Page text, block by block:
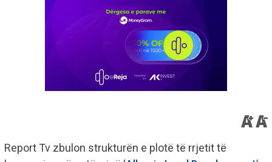
Report Tv zbulon strukturën e plotë të rrjetit të